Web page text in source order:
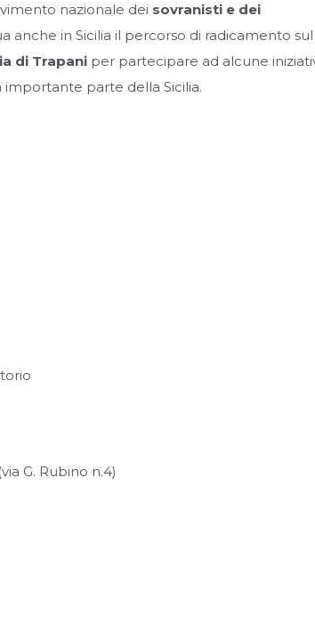
nazionale dei sovranisti e dei
anche in Sicilia il percorso di radicamento sul
di Trapani per partecipare ad alcune
parte della Sicilia.
G. Rubino n.4)